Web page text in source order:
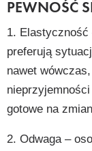
PEWNOŚĆ
1.
preferują
nawet
gotowe na
2. Odwaga –